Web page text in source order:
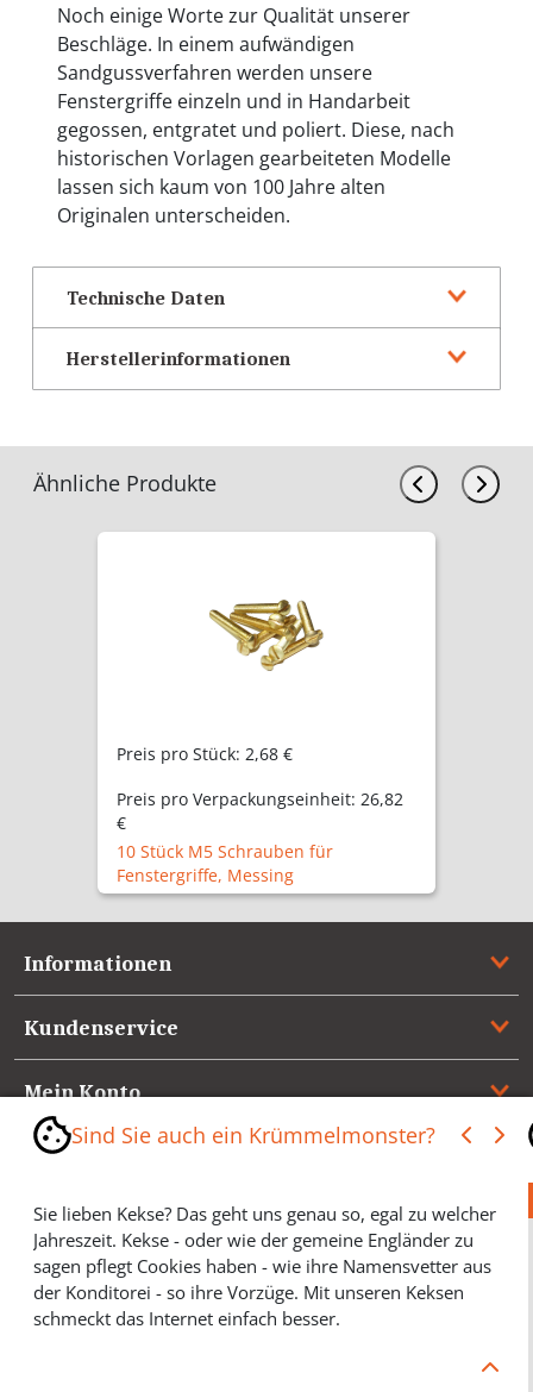
Noch einige Worte zur Qualität unserer
Beschläge. In einem aufwändigen
Sandgussverfahren werden unsere
Fenstergriffe einzeln und in Handarbeit
gegossen, entgratet und poliert. Diese, nach
historischen Vorlagen gearbeiteten Modelle
lassen sich kaum von 100 Jahre alten
Originalen unterscheiden.
Technische Daten
Herstellerinformationen
Ähnliche Produkte
Preis pro Stück: 2,68 €
Preis pro Verpackungseinheit: 26,82
€
10 Stück M5 Schrauben für
Fenstergriffe, Messing
Informationen
Kundenservice
Mein Konto
Referenzen
Medienspiegel & Presseinformationen
*** Vertrag widerrufen ***
Sind Sie auch ein Krümmelmonster?
Sie lieben Kekse? Das geht uns genau so, egal zu welcher
Jahreszeit. Kekse - oder wie der gemeine Engländer zu
sagen pflegt Cookies haben - wie ihre Namensvetter aus
der Konditorei - so ihre Vorzüge. Mit unseren Keksen
schmeckt das Internet einfach besser.
Cookies helfen Ihnen, Ihre gewünschten Artikel schneller